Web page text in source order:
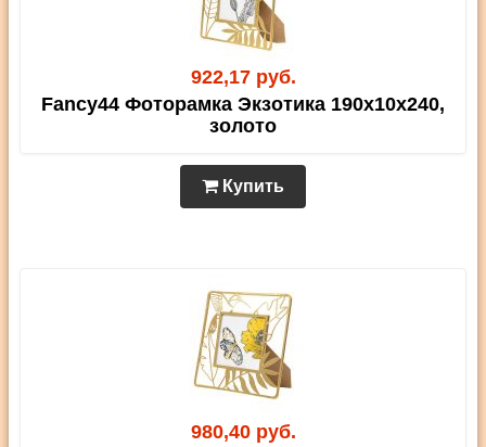
922,17 руб.
Fancy44 Фоторамка Экзотика 190х10х240,
золото
Купить
980,40 руб.